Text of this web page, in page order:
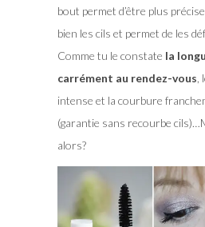
bout permet d’être plus
bien les cils et permet de les
Comme tu le constate la
carrément au rendez-vous
intense et la courbure
(garantie sans recourbe
alors?